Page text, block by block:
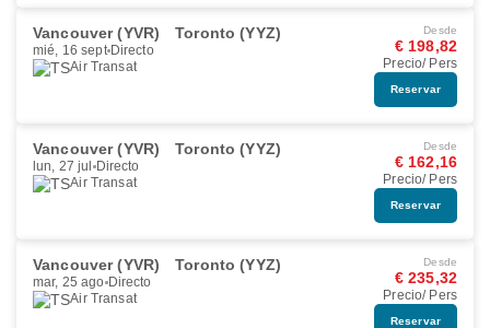
Vancouver (YVR) Toronto (YYZ)
mié, 16 sept Directo
Air Transat
Desde
€ 198,82
Precio/ Pers
Reservar
Vancouver (YVR) Toronto (YYZ)
lun, 27 jul Directo
Air Transat
Desde
€ 162,16
Precio/ Pers
Reservar
Vancouver (YVR) Toronto (YYZ)
mar, 25 ago Directo
Air Transat
Desde
€ 235,32
Precio/ Pers
Reservar